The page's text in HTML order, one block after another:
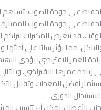
على جودة الصوت: تساهم
على جودة الصوت الممتازة
قد تتعرض المكبرات لتراكم
مما يؤثر سلبًا على
العمر الافتراضي: يؤدي
زيادة عمرها الافتراضي.
أفضل للمعدات وتقليل
الدوري.